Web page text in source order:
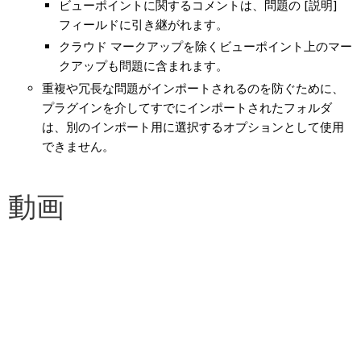
ビューポイントに関するコメントは、問題の [説明]
フィールドに引き継がれます。
クラウド マークアップを除くビューポイント上のマー
クアップも問題に含まれます。
重複や冗長な問題がインポートされるのを防ぐために、
プラグインを介してすでにインポートされたフォルダ
は、別のインポート用に選択するオプションとして使用
できません。
動画